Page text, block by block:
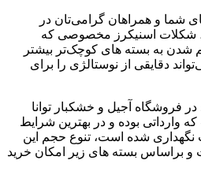
شما و همراهان گرامی‌تان در
شکلات اسنیکرز مخصوصی که
شدن به بسته های‌ کوچک‌تر بیشتر
دقایقی از نوستالژی را برای
فروشگاه آجیل و خشکبار توانا
وارداتی بوده و در بهترین شرایط
نگهداری شده است، تنوع حجم این
براساس بسته های زیر امکان خرید